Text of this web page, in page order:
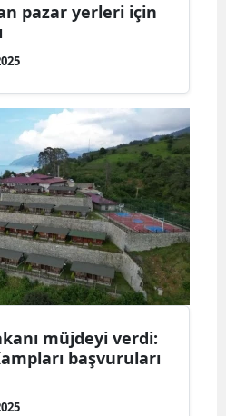
pazar yerleri için
müjdeyi verdi:
başvuruları